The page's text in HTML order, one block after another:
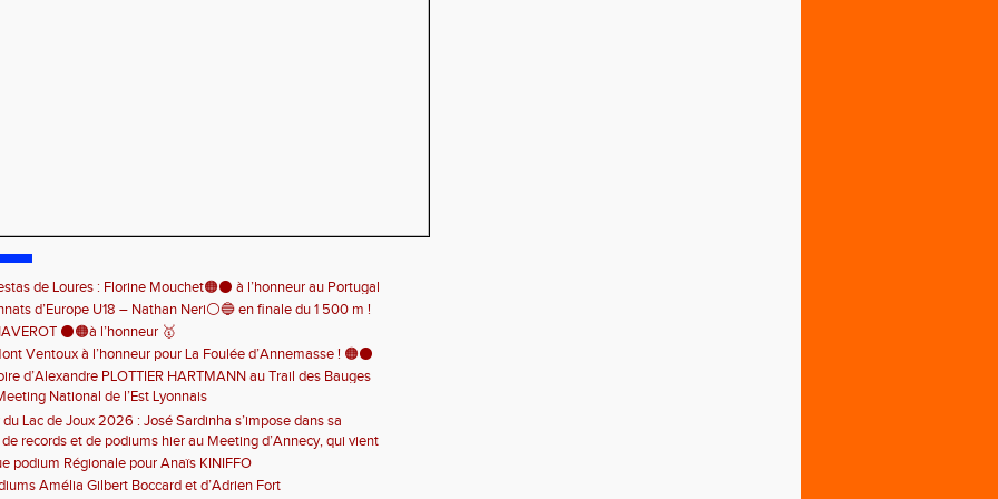
de Loures : Florine Mouchet🟠⚫️ à l’honneur au Portugal
d’Europe U18 – Nathan Neri⚪️🔵 en finale du 1 500 m !
⚫️🟠à l’honneur 🥇
Ventoux à l’honneur pour La Foulée d’Annemasse ! 🟠⚫️
d’Alexandre PLOTTIER HARTMANN au Trail des Bauges
! 🏆👏National de l’Est Lyonnais
Lac de Joux 2026 : José Sardinha s’impose dans sa
🏃‍♂️🏆
records et de podiums hier au Meeting d’Annecy, qui vient
beauté cette belle saison d’athlétisme
podium Régionale pour Anaïs KINIFFO
Amélia Gilbert Boccard et d’Adrien Fort